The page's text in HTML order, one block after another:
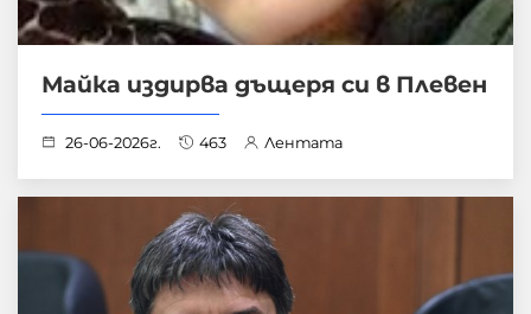
Майка издирва дъщеря си в Плевен
26-06-2026г. 463 Лентата